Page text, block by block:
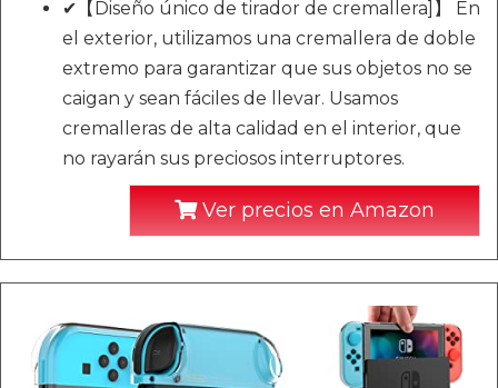
✔【Diseño único de tirador de cremallera]】 En
el exterior, utilizamos una cremallera de doble
extremo para garantizar que sus objetos no se
caigan y sean fáciles de llevar. Usamos
cremalleras de alta calidad en el interior, que
no rayarán sus preciosos interruptores.
Ver precios en Amazon